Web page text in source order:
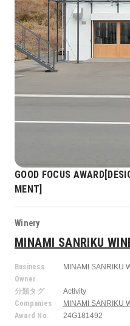
GOOD FOCUS
MENT]
Winery
MINAMI SANRIKU
Business
Owner
MINAMI SANRIKU
分類タグ
Activity
Companies
MINAMI SANRIKU
Award No.
24G181492